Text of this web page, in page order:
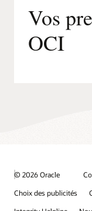
Vos
OCI
© 2026 Oracle
Choix des publicités